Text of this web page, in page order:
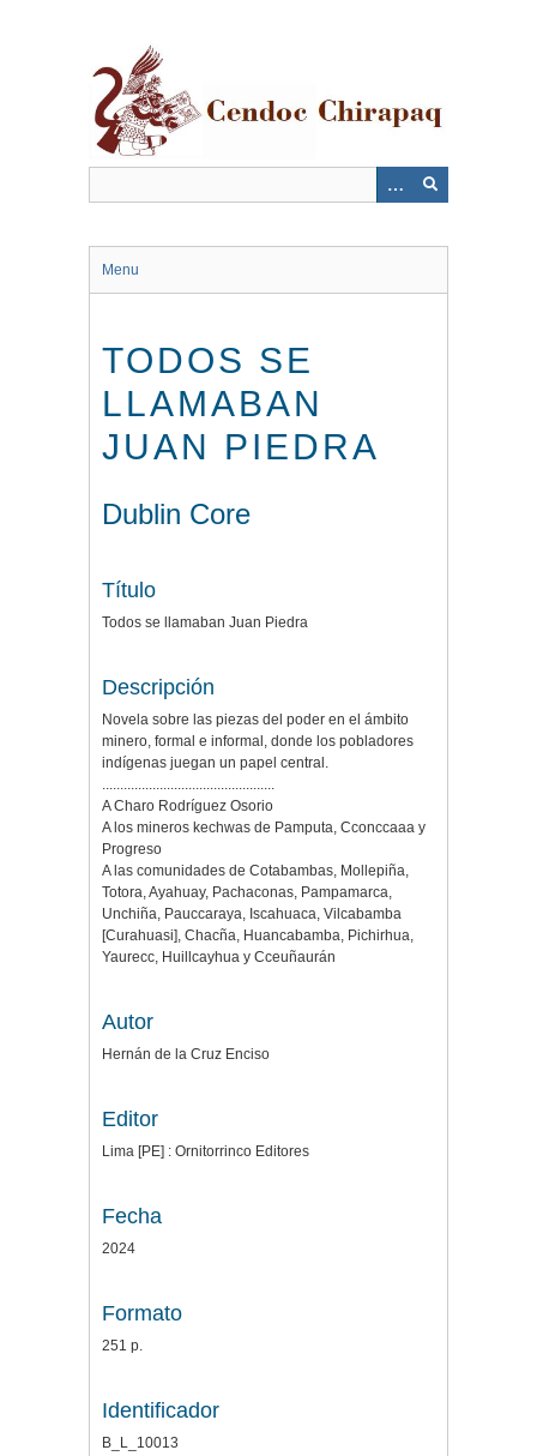
Menu
TODOS SE
LLAMABAN
JUAN PIEDRA
Dublin Core
Título
Todos se llamaban Juan Piedra
Descripción
Novela sobre las piezas del poder en el ámbito
minero, formal e informal, donde los pobladores
indígenas juegan un papel central.
................................................
A Charo Rodríguez Osorio
A los mineros kechwas de Pamputa, Cconccaaa y
Progreso
A las comunidades de Cotabambas, Mollepiña,
Totora, Ayahuay, Pachaconas, Pampamarca,
Unchiña, Pauccaraya, Iscahuaca, Vilcabamba
[Curahuasi], Chacña, Huancabamba, Pichirhua,
Yaurecc, Huillcayhua y Cceuñaurán
Autor
Hernán de la Cruz Enciso
Editor
Lima [PE] : Ornitorrinco Editores
Fecha
2024
Formato
251 p.
Identificador
B_L_10013